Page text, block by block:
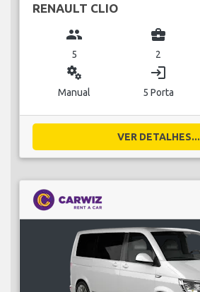
RENAULT CLIO
group
5
business_center
2
miscellaneous_services
Manual
login
5 Porta
VER DETALHES...